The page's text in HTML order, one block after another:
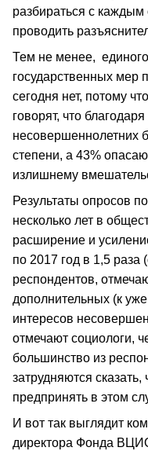
разбираться с
проводить
Тем не менее,
государственных мер
сегодня нет, потому
говорят, что
несовершеннолетних
степени, а 43%
излишнему
Результаты опросов
несколько лет в
расширение и
по 2017 год в 1,5 раза
респондентов,
дополнительных (к
интересов
отмечают социологи,
большинство из
затрудняются
предпринять в этом
И вот так выглядит
директора Фонда